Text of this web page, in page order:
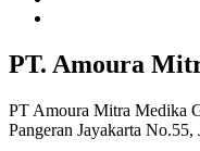
PT. Amoura
PT Amoura Mitra Medika
Pangeran Jayakarta No.55,